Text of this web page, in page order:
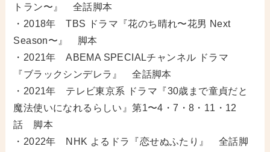
トラン〜』 全話脚本
・2018年 TBS ドラマ『花のち晴れ〜花男 Next
Season〜』 脚本
・2021年 ABEMA SPECIALチャンネル ドラマ
『ブラックシンデレラ』 全話脚本
・2021年 テレビ東京系 ドラマ『30歳まで童貞だと
魔法使いになれるらしい』第1〜4・7・8・11・12
話 脚本
・2022年 NHK よるドラ『恋せぬふたり』 全話脚